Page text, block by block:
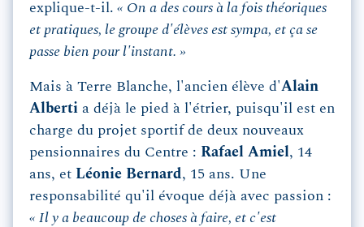
explique-t-il. « On a des cours à la fois théoriques
et pratiques, le groupe d'élèves est sympa, et ça se
passe bien pour l'instant. »
Mais à Terre Blanche, l'ancien élève d'Alain
Alberti a déjà le pied à l'étrier, puisqu'il est en
charge du projet sportif de deux nouveaux
pensionnaires du Centre : Rafael Amiel, 14
ans, et Léonie Bernard, 15 ans. Une
responsabilité qu'il évoque déjà avec passion :
« Il y a beaucoup de choses à faire, et c'est